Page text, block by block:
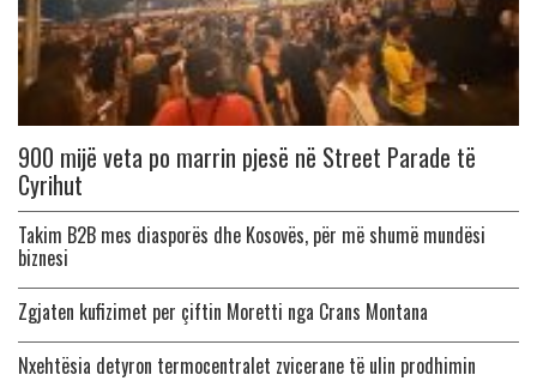
900 mijë veta po marrin pjesë në Street Parade të
Cyrihut
Takim B2B mes diasporës dhe Kosovës, për më shumë mundësi
biznesi
Zgjaten kufizimet per çiftin Moretti nga Crans Montana
Nxehtësia detyron termocentralet zvicerane të ulin prodhimin